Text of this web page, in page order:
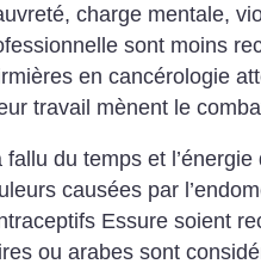
charge mentale,
sont moins
en cancérologie
travail mènent le
fallu du temps et
causées par
Essure soient
ou arabes sont